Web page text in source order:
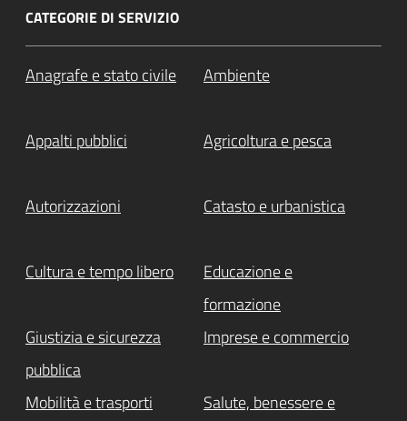
CATEGORIE DI SERVIZIO
Anagrafe e stato civile Ambiente
Appalti pubblici Agricoltura e pesca
Autorizzazioni Catasto e urbanistica
Cultura e tempo libero
Educazione e
formazione
Giustizia e sicurezza
pubblica
Imprese e commercio
Mobilità e trasporti
Salute, benessere e